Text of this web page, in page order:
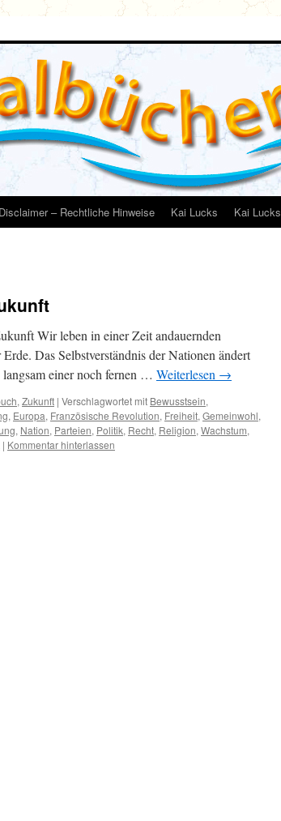
Disclaimer – Rechtliche Hinweise Kai Lucks Kai Lucks
Wir leben in einer Zeit andauernden
Das Selbstverständnis der Nationen ändert
einer noch fernen … Weiterlesen →
, Zukunft | Verschlagwortet mit Bewusstsein,
, Europa, Französische Revolution, Freiheit, Gemeinwohl,
, Nation, Parteien, Politik, Recht, Religion, Wachstum,
| Kommentar hinterlassen